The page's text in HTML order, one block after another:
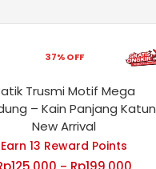
37% OFF
Trusmi Motif Mega
– Kain Panjang Katun
New Arrival
Earn 13 Reward Points